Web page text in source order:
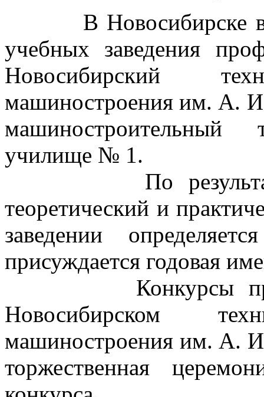
В Новосибирске в
учебных заведения
Новосибирский
машиностроения им. А.
машиностроительный
училище № 1.
По результатам
теоретический и
заведении
присуждается годовая
Конкурсы
Новосибирском
машиностроения им. А.
торжественная